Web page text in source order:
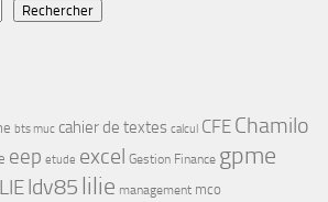
Rechercher
bts muc cahier de textes calcul CFE Chamilo
eep etude excel Gestion Finance gpme
ldv85 lilie management mco